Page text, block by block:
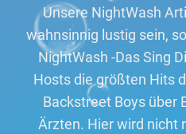
Unsere NightWash
wahnsinnig lustig sein,
NightWash -Das Sing
Hosts die größten Hits
Backstreet Boys über
Ärzten. Hier wird nicht